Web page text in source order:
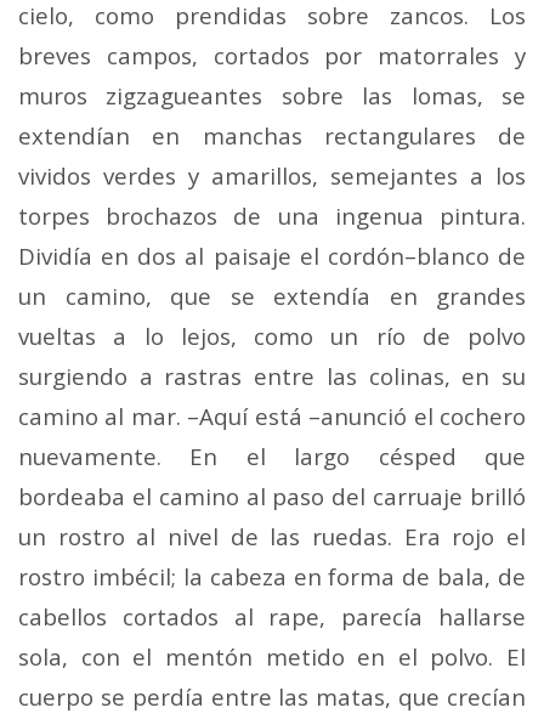
cielo, como prendidas sobre zancos. Los
breves campos, cortados por matorrales y
muros zigzagueantes sobre las lomas, se
extendían en manchas rectangulares de
vividos verdes y amarillos, semejantes a los
torpes brochazos de una ingenua pintura.
Dividía en dos al paisaje el cordón–blanco de
un camino, que se extendía en grandes
vueltas a lo lejos, como un río de polvo
surgiendo a rastras entre las colinas, en su
camino al mar. –Aquí está –anunció el cochero
nuevamente. En el largo césped que
bordeaba el camino al paso del carruaje brilló
un rostro al nivel de las ruedas. Era rojo el
rostro imbécil; la cabeza en forma de bala, de
cabellos cor­tados al rape, parecía hallarse
sola, con el mentón metido en el polvo. El
cuerpo se perdía entre las matas, que cre­cían